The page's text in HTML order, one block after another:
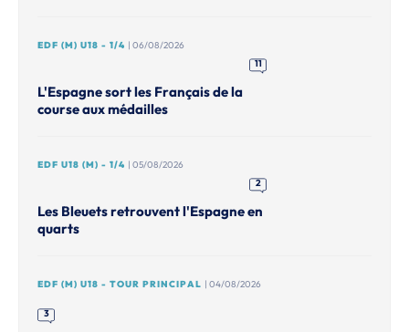
EDF (M) U18 - 1/4 | 06/08/2026
11
L'Espagne sort les Français de la
course aux médailles
EDF U18 (M) - 1/4 | 05/08/2026
2
Les Bleuets retrouvent l'Espagne en
quarts
EDF (M) U18 - TOUR PRINCIPAL | 04/08/2026
3